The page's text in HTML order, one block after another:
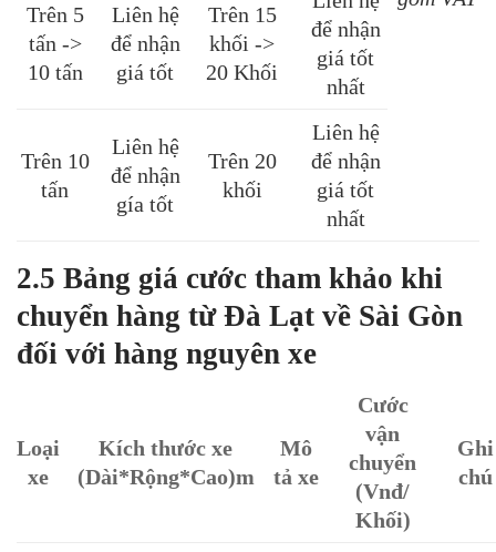
Trên 5
tấn ->
10 tấn
Liên hệ
để nhận
giá tốt
Trên 15
khối ->
20 Khối
để nhận
giá tốt
nhất
Trên 10
tấn
Liên hệ
để nhận
gía tốt
Trên 20
khối
Liên hệ
để nhận
giá tốt
nhất
2.5 Bảng giá cước tham khảo khi
chuyển hàng từ Đà Lạt về Sài Gòn
đối với hàng nguyên xe
Loại
xe
Kích thước xe
(Dài*Rộng*Cao)m
Mô
tả xe
Cước
vận
chuyển
(Vnđ/
Khối)
Ghi
chú